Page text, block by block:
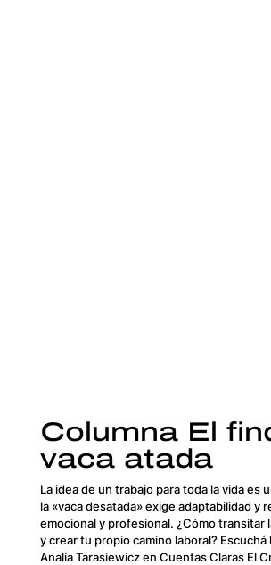
Columna El
vaca atada
La idea de un trabajo para toda la vida es
la «vaca desatada» exige adaptabilidad y
emocional y profesional. ¿Cómo transitar
y crear tu propio camino laboral? Escuchá
Analía Tarasiewicz en Cuentas Claras El